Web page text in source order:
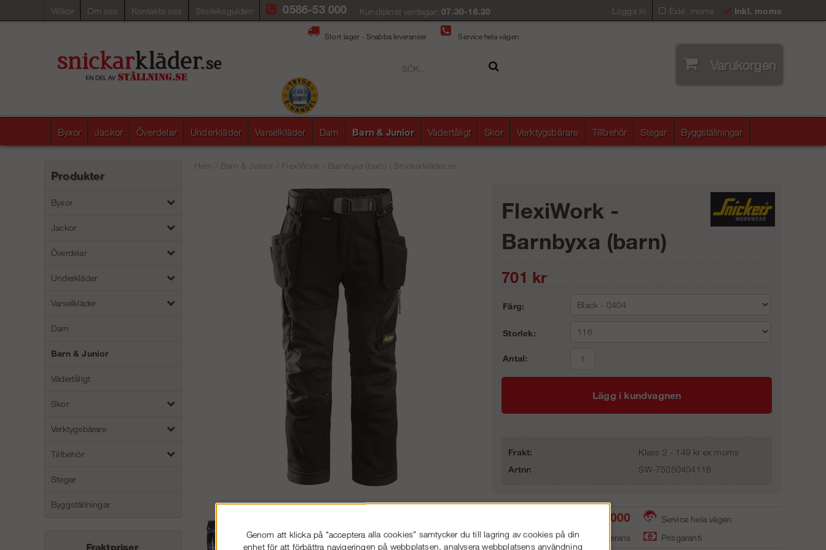
Villkor Om oss Kontakta oss Storleksguiden Exkl. moms Inkl. moms
0586-53 000 Kundtjänst vardagar:07.30-16.30 Logga in
Stort lager - Snabba leveranser Service hela vägen
Varukorgen
Byxor Jackor Överdelar Underkläder Varselkläder Dam Barn & Junior Vädertåligt Skor Verktygsbärare Tillbehör Stegar Byggställningar
Produkter
Byxor
Jackor
Överdelar
Underkläder
Varselkläder
Dam
Barn & Junior
Vädertåligt
Skor
Verktygsbärare
Tillbehör
Stegar
Byggställningar
Fraktpriser
Hem Barn & Junior FlexiWork - Barnbyxa (barn) | Snickarkläder.se
FlexiWork, Barnbyxa
FlexiWork -
Barnbyxa (barn)
701 kr
Färg:
Storlek:
Antal:
Lägg i kundvagnen
Frakt:
Klass 2 - 149 kr ex moms
Artnr:
SW-75050404116
0586-53 000
Service hela vägen
Stora lager - snabb leverans
Prisgaranti
Genom att klicka på "acceptera alla cookies" samtycker du till lagring av cookies på din
enhet för att förbättra navigeringen på webbplatsen, analysera webbplatsens användning